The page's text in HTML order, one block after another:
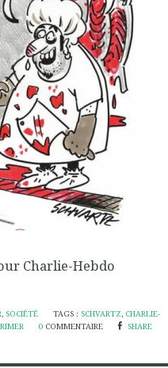
Charlie-Hebdo
, SOCIÉTÉ TAGS : SCHVARTZ, CHARLIE-
0 COMMENTAIRE SHARE